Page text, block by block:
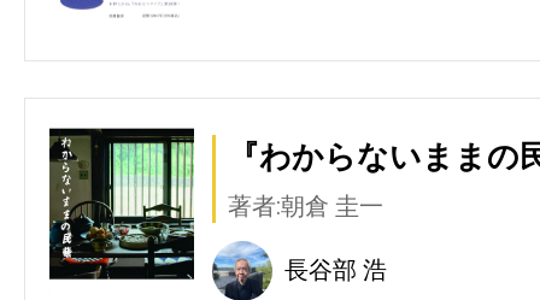
『わからないままの
著者:朝倉 圭一
長谷部 浩